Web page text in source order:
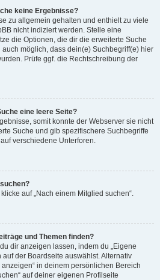
keine Ergebnisse?
zu allgemein gehalten und enthielt zu viele
nicht indiziert werden. Stelle eine
die Optionen, die dir die erweiterte Suche
möglich, dass dein(e) Suchbegriff(e) hier
Prüfe ggf. die Rechtschreibung der
eine leere Seite?
somit konnte der Webserver sie nicht
Suche und gib spezifischere Suchbegriffe
verschiedene Unterforen.
auf „Nach einem Mitglied suchen“.
und Themen finden?
dir anzeigen lassen, indem du „Eigene
auf der Boardseite auswählst. Alternativ
in deinem persönlichen Bereich
auf deiner eigenen Profilseite